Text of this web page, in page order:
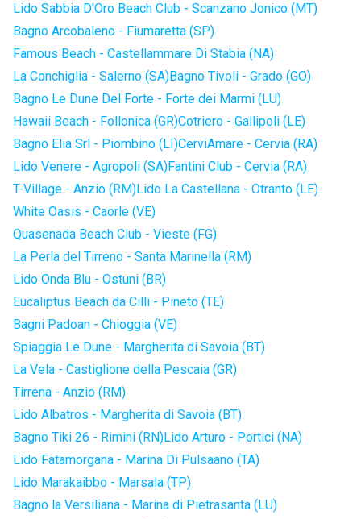
Lido Sabbia D'Oro Beach Club - Scanzano Jonico (MT)
Bagno Arcobaleno - Fiumaretta (SP)
Famous Beach - Castellammare Di Stabia (NA)
La Conchiglia - Salerno (SA)Bagno Tivoli - Grado (GO)
Bagno Le Dune Del Forte - Forte dei Marmi (LU)
Hawaii Beach - Follonica (GR)Cotriero - Gallipoli (LE)
Bagno Elia Srl - Piombino (LI)CerviAmare - Cervia (RA)
Lido Venere - Agropoli (SA)Fantini Club - Cervia (RA)
T-Village - Anzio (RM)Lido La Castellana - Otranto (LE)
White Oasis - Caorle (VE)
Quasenada Beach Club - Vieste (FG)
La Perla del Tirreno - Santa Marinella (RM)
Lido Onda Blu - Ostuni (BR)
Eucaliptus Beach da Cilli - Pineto (TE)
Bagni Padoan - Chioggia (VE)
Spiaggia Le Dune - Margherita di Savoia (BT)
La Vela - Castiglione della Pescaia (GR)
Tirrena - Anzio (RM)
Lido Albatros - Margherita di Savoia (BT)
Bagno Tiki 26 - Rimini (RN)Lido Arturo - Portici (NA)
Lido Fatamorgana - Marina Di Pulsaano (TA)
Lido Marakaibbo - Marsala (TP)
Bagno la Versiliana - Marina di Pietrasanta (LU)